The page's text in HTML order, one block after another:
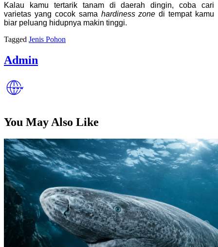
Kalau kamu tertarik tanam di daerah dingin, coba cari
varietas yang cocok sama hardiness zone di tempat kamu
biar peluang hidupnya makin tinggi.
Tagged Jenis Pohon
Admin
You May Also Like